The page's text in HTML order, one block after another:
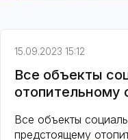
15.09.2023 15:12
Все объекты
отопительному
Все объекты
предстоящему